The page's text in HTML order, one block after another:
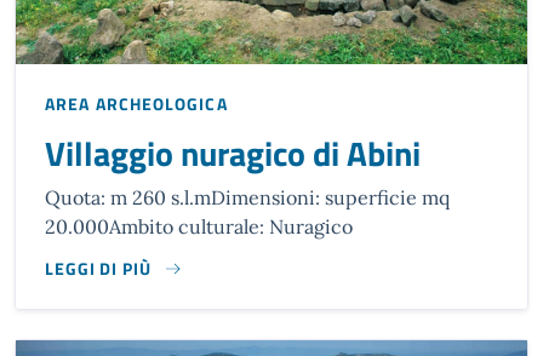
AREA ARCHEOLOGICA
Villaggio nuragico di Abini
Quota: m 260 s.l.mDimensioni: superficie mq
20.000Ambito culturale: Nuragico
LEGGI DI PIÙ
QUOTA: M 260 S.L.M
DIMENSIONI: SUPERFICIE MQ 20.000
AMBITO CULTURALE: NURAGICO